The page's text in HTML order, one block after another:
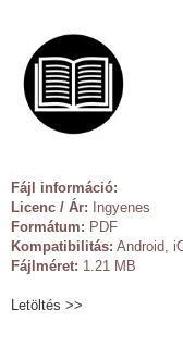
Fájl információ:
Licenc / Ár: Ingyenes
Formátum: PDF
Kompatibilitás: Android,
Fájlméret: 1.21 MB
Letöltés >>